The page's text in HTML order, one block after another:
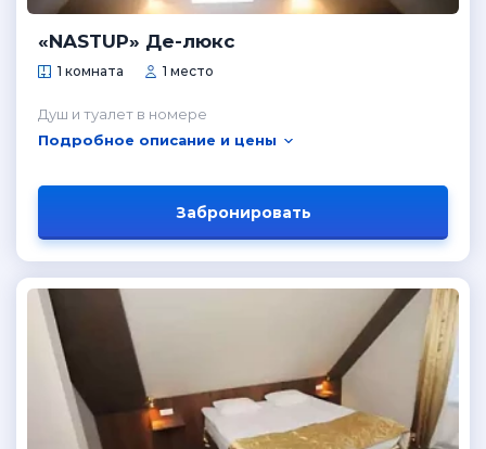
«NASTUP» Де-люкс
1 комната 1 место
Душ и туалет в номере
Подробное описание и цены
Забронировать